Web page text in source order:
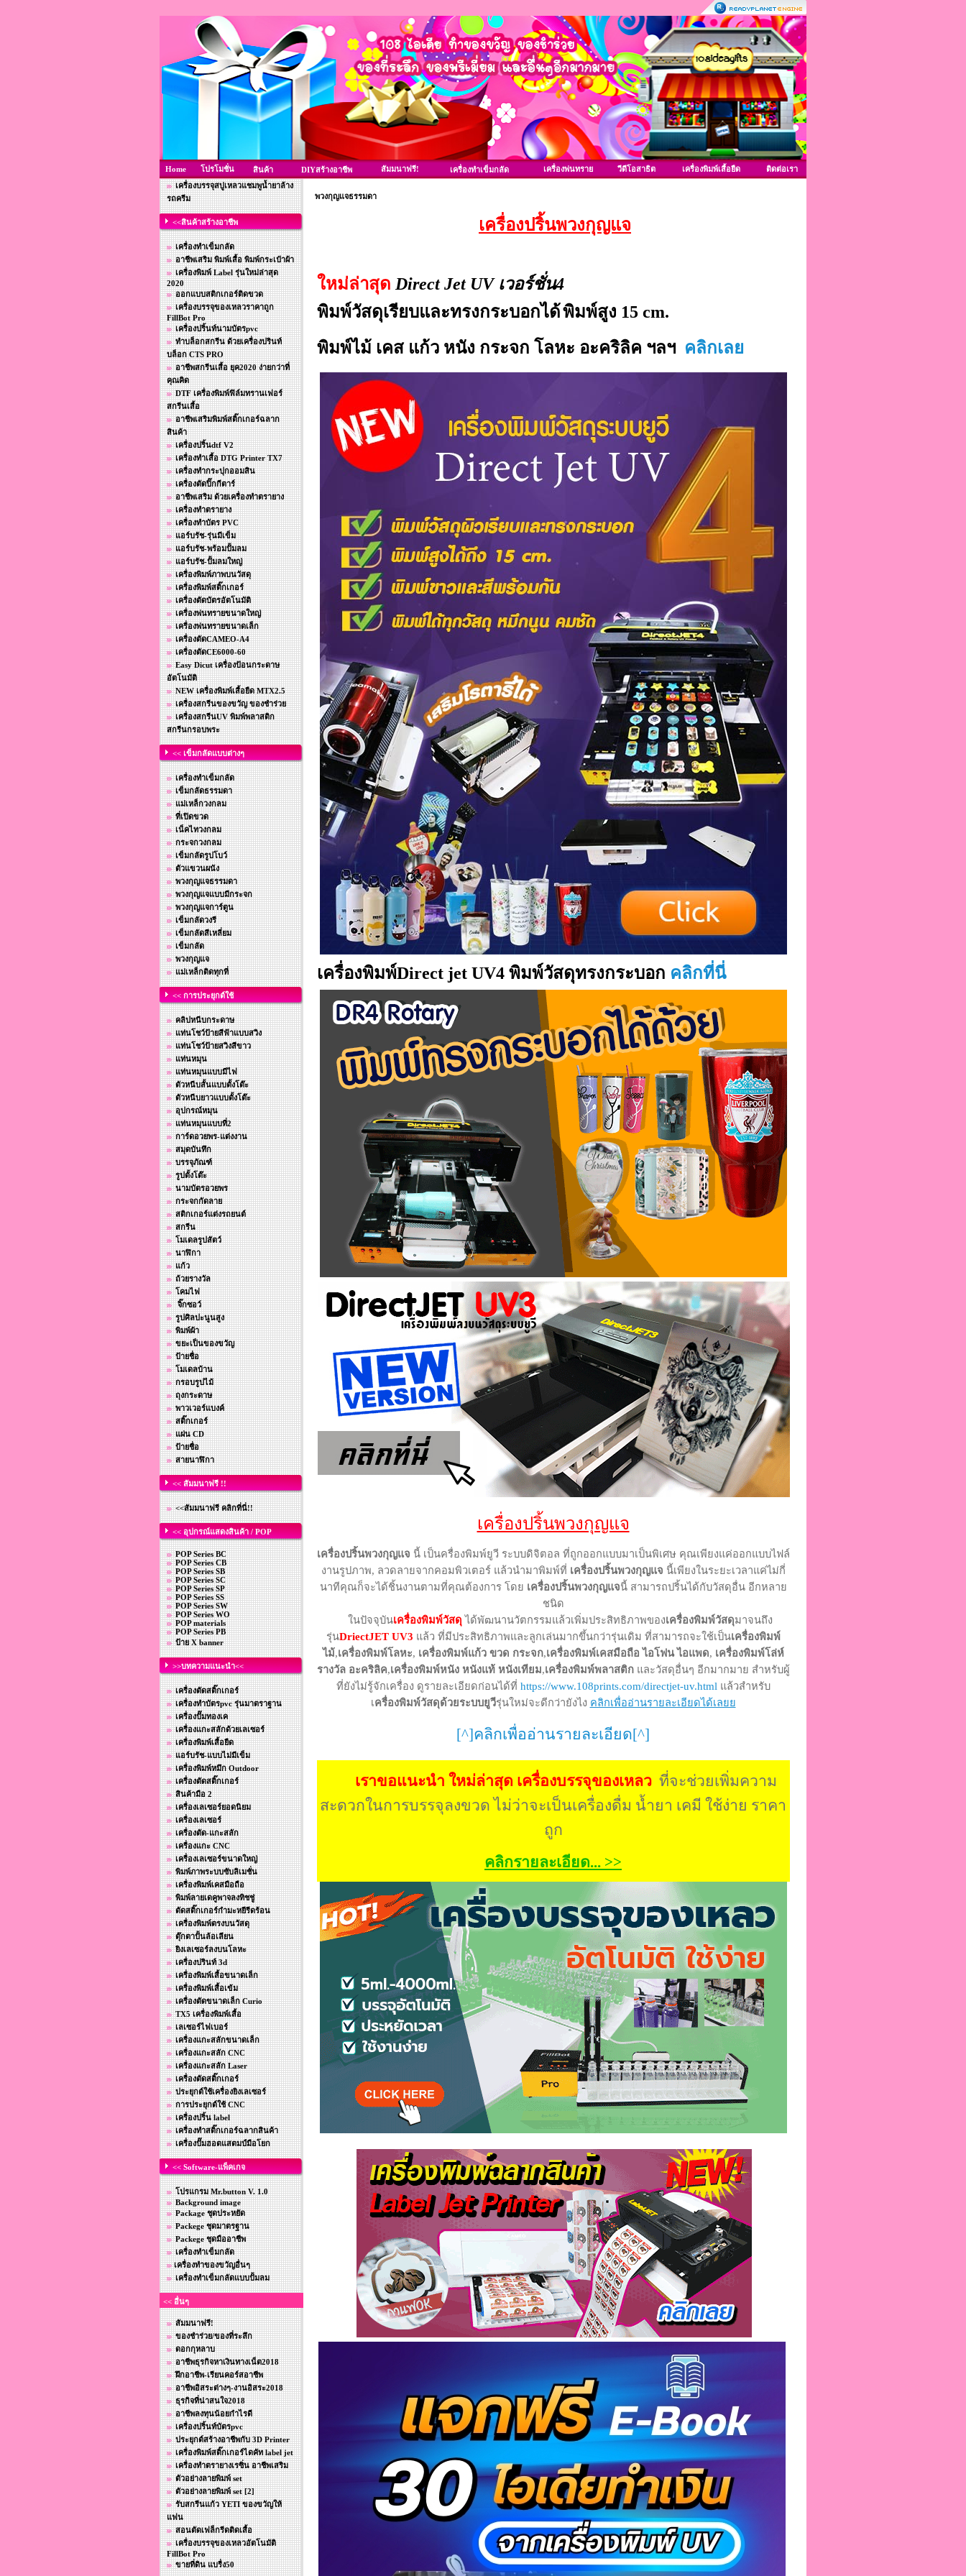
Home โปรโมชั่น สินค้า DIYสร้างอาชีพ สัมมนาฟรี! เครื่องทำเข็มกลัด เครื่องพ่นทราย วีดีโอสาธิต เครื่องพิมพ์เสื้อยืด
ติดต่อเรา
เครื่องบรรจุสบู่เหลวแชมพูน้ำยาล้าง
รถครีม
<<สินค้าสร้างอาชีพ
เครื่องทำเข็มกลัด
อาชีพเสริม พิมพ์เสื้อ พิมพ์กระเป๋าผ้า
เครื่องพิมพ์ Label รุ่นใหม่ล่าสุด
2020
ออกแบบสติกเกอร์ติดขวด
เครื่องบรรจุของเหลวราคาถูก
FillBot Pro
เครื่องปริ้นท์นามบัตรpvc
ทำบล็อกสกรีน ด้วยเครื่องปรินท์
บล็อก CTS PRO
อาชีพสกรีนเสื้อ ยุค2020 ง่ายกว่าที่
คุณคิด
DTF เครื่องพิมพ์ฟิล์มทรานเฟอร์
สกรีนเสื้อ
อาชีพเสริมพิมพ์สติ๊กเกอร์ฉลาก
สินค้า
เครื่องปริ้นdtf V2
เครื่องทำเสื้อ DTG Printer TX7
เครื่องทำกระปุกออมสิน
เครื่องตัดปิ๊กกีตาร์
อาชีพเสริม ด้วยเครื่องทำตรายาง
เครื่องทำตรายาง
เครื่องทำบัตร PVC
แอร์บรัช-รุ่นมีเข็ม
แอร์บรัช-พร้อมปั้มลม
แอร์บรัช-ปั้มลมใหญ่
เครื่องพิมพ์ภาพบนวัสดุ
เครื่องพิมพ์สติ๊กเกอร์
เครื่องตัดบัตรอัตโนมัติ
เครื่องพ่นทรายขนาดใหญ่
เครื่องพ่นทรายขนาดเล็ก
เครื่องตัดCAMEO-A4
เครื่องตัดCE6000-60
Easy Dicut เครื่องป้อนกระดาษ
อัตโนมัติ
NEW เครื่องพิมพ์เสื้อยืด MTX2.5
เครื่องสกรีนของขวัญ ของชำร่วย
เครื่องสกรีนUV พิมพ์พลาสติก
สกรีนกรอบพระ
<< เข็มกลัดแบบต่างๆ
เครื่องทำเข็มกลัด
เข็มกลัดธรรมดา
แม่เหล็กวงกลม
ที่เปิดขวด
เน็คไทวงกลม
กระจกวงกลม
เข็มกลัดรูปโบว์
ตัวแขวนผนัง
พวงกุญแจธรรมดา
พวงกุญแจแบบมีกระจก
พวงกุญแจการ์ตูน
เข็มกลัดวงรี
เข็มกลัดสีเหลี่ยม
เข็มกลัด
พวงกุญแจ
แม่เหล็กติดทุกที่
<< การประยุกต์ใช้
คลิปหนีบกระดาษ
แท่นโชว์ป้ายสีฟ้าแบบสวิง
แท่นโชว์ป้ายสวิงสีขาว
แท่นหมุน
แท่นหมุนแบบมีไฟ
ตัวหนีบสั้นแบบตั้งโต๊ะ
ตัวหนีบยาวแบบตั้งโต๊ะ
อุปกรณ์หมุน
แท่นหมุนแบบที่2
การ์ดอวยพร-แต่งงาน
สมุดบันทึก
บรรจุภัณฑ์
รูปตั้งโต๊ะ
นามบัตรอวยพร
กระจกกัดลาย
สติกเกอร์แต่งรถยนต์
สกรีน
โมเดลรูปสัตว์
นาฬิกา
แก้ว
ถ้วยรางวัล
โคมไฟ
จิ๊กซอว์
รูปศิลปะนูนสูง
พิมพ์ผ้า
ขยะเป็นของขวัญ
ป้ายชื่อ
โมเดลบ้าน
กรอบรูปไม้
ถุงกระดาษ
พาวเวอร์แบงค์
สติ๊กเกอร์
แผ่น CD
ป้ายชื่อ
สายนาฬิกา
<< สัมมนาฟรี !!
<<สัมมนาฟรี คลิกที่นี่!!
<< อุปกรณ์แสดงสินค้า / POP
POP Series BC
POP Series CB
POP Series SB
POP Series SC
POP Series SP
POP Series SS
POP Series SW
POP Series WO
POP materials
POP Series PB
ป้าย X banner
>>บทความแนะนำ<<
เครื่องตัดสติ๊กเกอร์
เครื่องทำบัตรpvc รุ่นมาตราฐาน
เครื่องปั๊มทองเค
เครื่องแกะสลักด้วยเลเซอร์
เครื่องพิมพ์เสื้อยืด
แอร์บรัช-แบบไม่มีเข็ม
เครื่องพิมพ์หมึก Outdoor
เครื่องตัดสติ๊กเกอร์
สินค้ามือ 2
เครื่องเลเซอร์ยอดนิยม
เครื่องเลเซอร์
เครื่องตัด-แกะสลัก
เครื่องแกะ CNC
เครื่องเลเซอร์ขนาดใหญ่
พิมพ์ภาพระบบซับลิเมชั่น
เครื่องพิมพ์เคสมือถือ
พิมพ์ลายเดคูพาจลงทิชชู่
ตัดสติ๊กเกอร์กำมะหยีรีดร้อน
เครื่องพิมพ์ตรงบนวัสดุ
ตุ๊กตาปั้นล้อเลียน
ยิงเลเซอร์ลงบนโลหะ
เครื่องปรินท์ 3d
เครื่องพิมพ์เสื้อขนาดเล็ก
เครื่องพิมพ์เสื้อเข้ม
เครื่องตัดขนาดเล็ก Curio
TX5 เครื่องพิมพ์เสื้อ
เลเซอร์ไฟเบอร์
เครื่องแกะสลักขนาดเล็ก
เครื่องแกะสลัก CNC
เครื่องแกะสลัก Laser
เครื่องตัดสติ๊กเกอร์
ประยุกต์ใช้เครื่องยิงเลเซอร์
การประยุกต์ใช้ CNC
เครื่องปริ้น label
เครื่องทำสติ๊กเกอร์ฉลากสินค้า
เครื่องปั๊มฮอตแสตมป์มือโยก
<< Software-แพ็คเกจ
โปรแกรม Mr.button V. 1.0
Background image
Package ชุดประหยัด
Packege ชุดมาตรฐาน
Packege ชุดมืออาชีพ
เครื่องทำเข็มกลัด
เครื่องทำของขวัญอื่นๆ
เครื่องทำเข็มกลัดแบบปั้มลม
<< อื่นๆ
สัมมนาฟรี!
ของชำร่วย/ของที่ระลึก
ดอกกุหลาบ
อาชีพธุรกิจหาเงินทางเน็ต2018
ฝึกอาชีพ-เรียนคอร์สอาชีพ
อาชีพอิสระต่างๆ-งานอิสระ2018
ธุรกิจที่น่าสนใจ2018
อาชีพลงทุนน้อยกําไรดี
เครื่องปริ้นท์บัตรpvc
ประยุกต์สร้างอาชีพกับ 3D Printer
เครื่องพิมพ์สติ๊กเกอร์ไดคัท label jet
เครื่องทำตรายางเรซิ่น อาชีพเสริม
ตัวอย่างลายพิมพ์ set
ตัวอย่างลายพิมพ์ set [2]
รับสกรีนแก้ว YETI ของขวัญให้
แฟน
สอนตัดเฟล็กรีดติดเสื้อ
เครื่องบรรจุของเหลวอัตโนมัติ
FillBot Pro
ขายที่ดิน แบรื่ง50
พวงกุญแจธรรมดา
เครื่องปริ้นพวงกุญแจ
ใหม่ล่าสุด Direct Jet UV เวอร์ชั่น4
พิมพ์วัสดุเรียบและทรงกระบอกได้พิมพ์สูง 15 cm.
พิมพ์ไม้ เคส แก้ว หนัง กระจก โลหะ อะคริลิค ฯลฯ คลิกเลย
เครื่องพิมพ์Direct jet UV4 พิมพ์วัสดุทรงกระบอก คลิกที่นี่
เครื่องปริ้นพวงกุญแจ
เครื่องปริ้นพวงกุญแจ นี้ เป็นครื่องพิมพ์ยูวี ระบบดิจิตอล ที่ถูกออกแบบมาเป็นพิเศษ คุณเพียงแค่ออกแบบไฟล์
งานรูปภาพ, ลวดลายจากคอมพิวเตอร์ แล้วนำมาพิมพ์ที่ เครื่องปริ้นพวงกุญแจ นี้เพียงในระยะเวลาแค่ไม่กี่
นาทีคุณก็จะได้ชิ้นงานตามที่คุณต้องการ โดย เครื่องปริ้นพวงกุญแจนี้ สามารถปริ้นได้กับวัสดุอื่น อีกหลาย
ชนิด
ในปัจจุบันเครื่องพิมพ์วัสดุได้พัฒนานวัตกรรมแล้วเพิ่มประสิทธิภาพของเครื่องพิมพ์วัสดุมาจนถึง
รุ่นDriectJET UV3 แล้ว ที่มีประสิทธิภาพและลูกเล่นมากขึ้นกว่ารุ่นเดิม ที่สามารถจะใช้เป็นเครื่องพิมพ์
ไม้,เครื่องพิมพ์โลหะ, เครื่องพิมพ์แก้ว ขวด กระจก,เครื่องพิมพ์เคสมือถือ ไอโฟน ไอแพด, เครื่องพิมพ์โล่ห์
รางวัล อะคริลิค,เครื่องพิมพ์หนัง หนังแท้ หนังเทียม,เครื่องพิมพ์พลาสติกและวัสดุอื่นๆ อีกมากมาย สำหรับผู้
ที่ยังไม่รู้จักเครื่อง ดูรายละเอียดก่อนได้ที่ https://www.108prints.com/directjet-uv.html แล้วสำหรับ
เครื่องพิมพ์วัสดุด้วยระบบยูวีรุ่นใหม่จะดีกว่ายังไง คลิกเพื่ออ่านรายละเอียดได้เลยย
[^]คลิกเพื่ออ่านรายละเอียด[^]
เราขอแนะนำ ใหม่ล่าสุด เครื่องบรรจุของเหลว ที่จะช่วยเพิ่มความ
สะดวกในการบรรจุลงขวด ไม่ว่าจะเป็นเครื่องดื่ม น้ำยา เคมี ใช้ง่าย ราคา
ถูก
คลิกรายละเอียด... >>